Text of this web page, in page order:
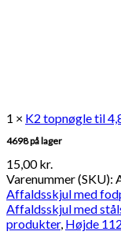
1 × K2 topnøgle til
4698 på lager
15,00kr.
Varenummer (SKU):
Affaldsskjul med
Affaldsskjul med
produkter, Højde 112